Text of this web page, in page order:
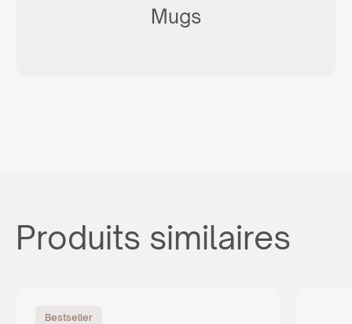
Mugs
Produits similaires
Bestseller